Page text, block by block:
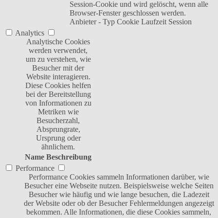
Session-Cookie und wird gelöscht, wenn alle
Browser-Fenster geschlossen werden.
Anbieter - Typ Cookie Laufzeit Session
Analytics
Analytische Cookies
werden verwendet,
um zu verstehen, wie
Besucher mit der
Website interagieren.
Diese Cookies helfen
bei der Bereitstellung
von Informationen zu
Metriken wie
Besucherzahl,
Absprungrate,
Ursprung oder
ähnlichem.
Name Beschreibung
Performance
Performance Cookies sammeln Informationen darüber, wie
Besucher eine Webseite nutzen. Beispielsweise welche Seiten
Besucher wie häufig und wie lange besuchen, die Ladezeit
der Website oder ob der Besucher Fehlermeldungen angezeigt
bekommen. Alle Informationen, die diese Cookies sammeln,